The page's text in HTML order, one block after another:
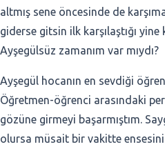
altmış sene öncesinde de
giderse gitsin ilk karşılaştığı
Ayşegülsüz zamanım var mıydı?
Ayşegül hocanın en sevdiği
Öğretmen-öğrenci arasındaki
gözüne girmeyi başarmıştım.
olursa müsait bir vakitte